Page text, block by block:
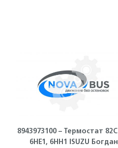
8943973100 – Термостат
6НЕ1, 6НН1 ISUZU Богдан